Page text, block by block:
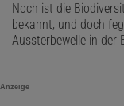
Noch ist die
bekannt, und doch
Aussterbewelle in der
Anzeige